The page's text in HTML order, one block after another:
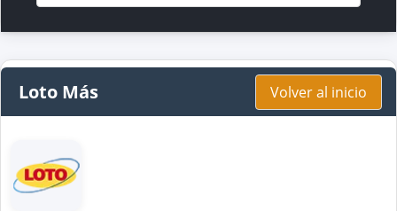
Loto Más Volver al inicio